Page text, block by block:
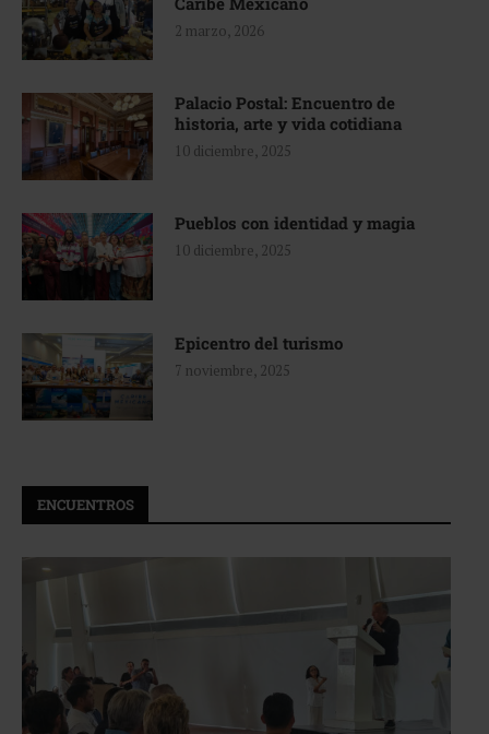
2 marzo, 2026
Palacio Postal: Encuentro de
historia, arte y vida cotidiana
10 diciembre, 2025
Pueblos con identidad y magia
10 diciembre, 2025
Epicentro del turismo
7 noviembre, 2025
ENCUENTROS